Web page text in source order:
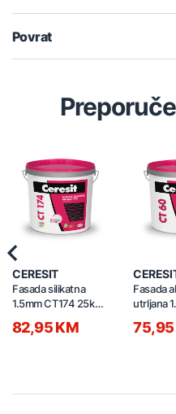
Povrat
CERESIT
Fasada silikatna
1.5mm CT174 25kg
82,95 KM
Fasada
utrljana
75,95
Previous